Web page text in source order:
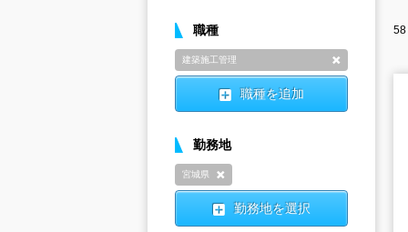
58
職種
建築施工管理
職種を追加
勤務地
宮城県
勤務地を選択